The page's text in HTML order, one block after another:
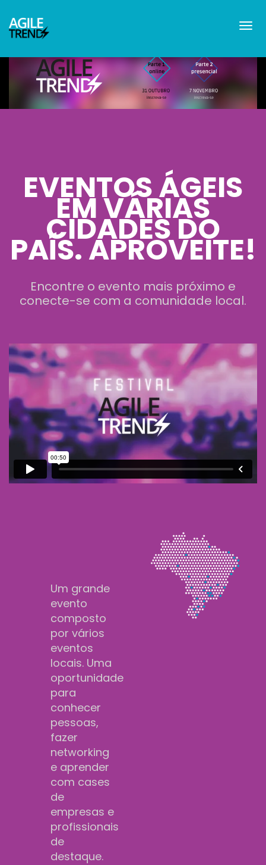
EVENTOS ÁGEIS
EM VÁRIAS
CIDADES DO
PAÍS. APROVEITE!
Encontre o evento mais próximo e
conecte-se com a comunidade local.
Um grande
evento
composto
por vários
eventos
locais. Uma
oportunidade
para
conhecer
pessoas,
fazer
networking
e aprender
com cases
de
empresas e
profissionais
de
destaque.